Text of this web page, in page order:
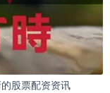
股票配资资讯